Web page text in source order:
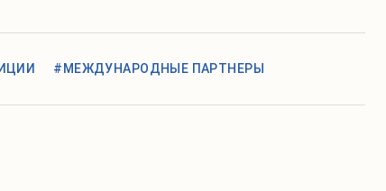
#МЕЖДУНАРОДНЫЕ ПАРТНЕРЫ